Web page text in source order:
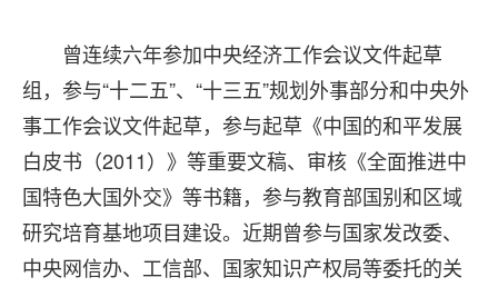
曾连续六年参加中央经济工作会议文件起草
组，参与“十二五”、“十三五”规划外事部分和中央外
事工作会议文件起草，参与起草《中国的和平发展
白皮书（2011）》等重要文稿、审核《全面推进中
国特色大国外交》等书籍，参与教育部国别和区域
研究培育基地项目建设。近期曾参与国家发改委、
中央网信办、工信部、国家知识产权局等委托的关